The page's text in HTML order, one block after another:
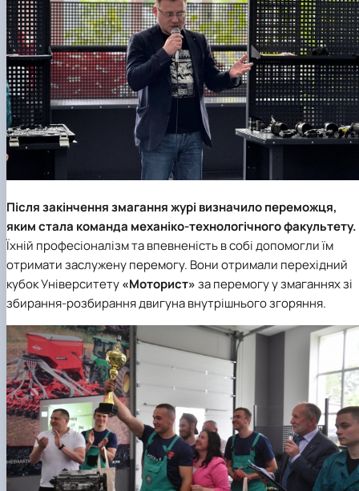
Після закінчення змагання журі визначило переможця,
яким стала команда механіко-технологічного факультету.
Їхній професіоналізм та впевненість в собі допомогли їм
отримати заслужену перемогу. Вони отримали перехідний
кубок Університету«Моторист»за перемогу у змаганнях зі
збирання-розбирання двигуна внутрішнього згоряння.